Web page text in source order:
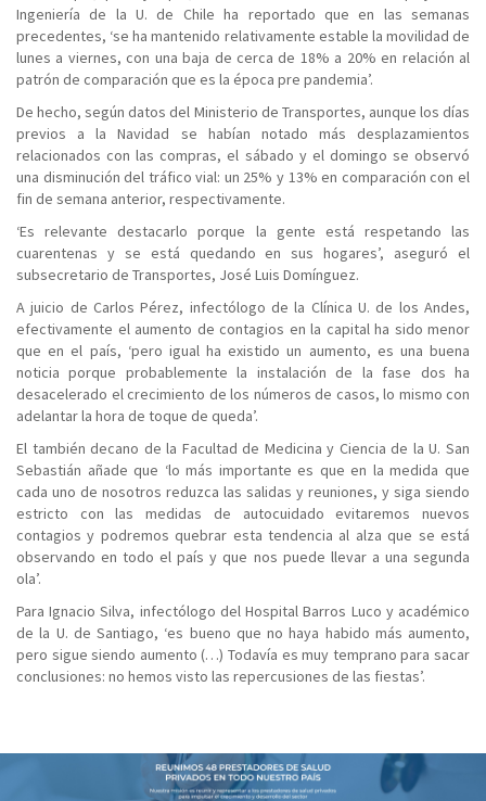
Ingeniería de la U. de Chile ha reportado que en las semanas
precedentes, ‘se ha mantenido relativamente estable la movilidad de
lunes a viernes, con una baja de cerca de 18% a 20% en relación al
patrón de comparación que es la época pre pandemia’.
De hecho, según datos del Ministerio de Transportes, aunque los días
previos a la Navidad se habían notado más desplazamientos
relacionados con las compras, el sábado y el domingo se observó
una disminución del tráfico vial: un 25% y 13% en comparación con el
fin de semana anterior, respectivamente.
‘Es relevante destacarlo porque la gente está respetando las
cuarentenas y se está quedando en sus hogares’, aseguró el
subsecretario de Transportes, José Luis Domínguez.
A juicio de Carlos Pérez, infectólogo de la Clínica U. de los Andes,
efectivamente el aumento de contagios en la capital ha sido menor
que en el país, ‘pero igual ha existido un aumento, es una buena
noticia porque probablemente la instalación de la fase dos ha
desacelerado el crecimiento de los números de casos, lo mismo con
adelantar la hora de toque de queda’.
El también decano de la Facultad de Medicina y Ciencia de la U. San
Sebastián añade que ‘lo más importante es que en la medida que
cada uno de nosotros reduzca las salidas y reuniones, y siga siendo
estricto con las medidas de autocuidado evitaremos nuevos
contagios y podremos quebrar esta tendencia al alza que se está
observando en todo el país y que nos puede llevar a una segunda
ola’.
Para Ignacio Silva, infectólogo del Hospital Barros Luco y académico
de la U. de Santiago, ‘es bueno que no haya habido más aumento,
pero sigue siendo aumento (…) Todavía es muy temprano para sacar
conclusiones: no hemos visto las repercusiones de las fiestas’.